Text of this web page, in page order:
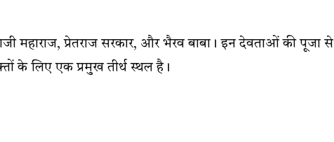
महाराज, प्रेतराज सरकार, और भैरव बाबा। इन देवताओं की पूजा से
के लिए एक प्रमुख तीर्थ स्थल है।